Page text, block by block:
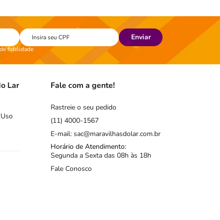
fidelidade
Enviar
Lar Fale com a gente!
Rastreie o seu pedido
(11) 4000-1567
E-mail: sac@maravilhasdolar.com.br
Horário de Atendimento:
Segunda a Sexta das 08h às 18h
Fale Conosco